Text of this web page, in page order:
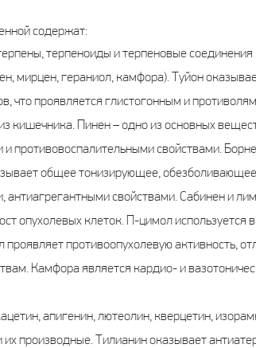
содержат:
терпеноиды и терпеновые соединения
мирцен, гераниол, камфора). Туйон
что проявляется глистогонным и
кишечника. Пинен – одно из основных
противовоспалительными свойствами.
общее тонизирующее,
свойствами. Сабинен и
опухолевых клеток. П-цимол
противоопухолевую активность,
Камфора является кардио- и
апигенин, лютеолин, кверцетин,
их производные. Тилианин оказывает